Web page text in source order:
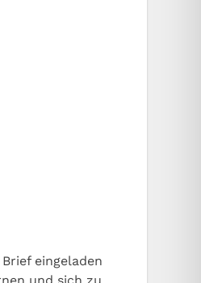
eingeladen
und sich zu